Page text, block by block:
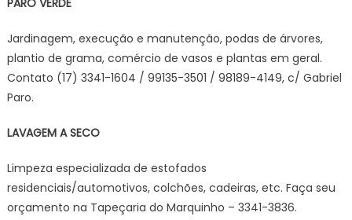
Jardinagem, execução e manutenção, podas de árvores,
plantio de grama, comércio de vasos e plantas em geral.
Contato (17) 3341-1604 / 99135-3501 / 98189-4149, c/ Gabriel
Paro.
LAVAGEM A SECO
Limpeza especializada de estofados
residenciais/automotivos, colchões, cadeiras, etc. Faça seu
orçamento na Tapeçaria do Marquinho – 3341-3836.